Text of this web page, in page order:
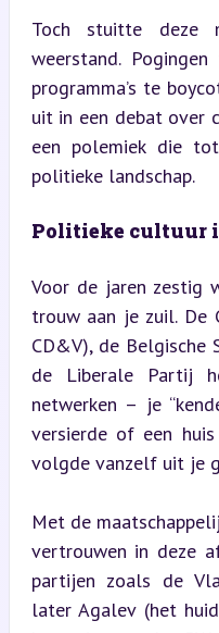
Toch stuitte deze
weerstand.
programma’s te
uit in een debat over
een polemiek die
politieke landschap.
Politieke cultuur
Voor de jaren zestig
trouw aan je zuil. De
CD&V), de Belgische
de Liberale Partij
netwerken – je
versierde of een
volgde vanzelf uit je
Met de
vertrouwen in deze
partijen zoals de
later Agalev (het